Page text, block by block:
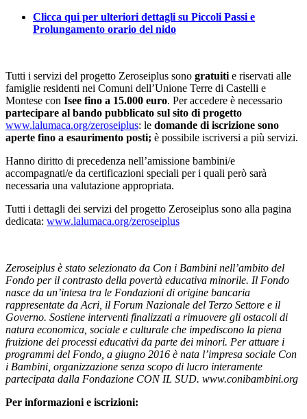
Clicca qui per ulteriori dettagli su Piccoli Passi e
Prolungamento orario del nido
Tutti i servizi del progetto Zeroseiplus sono gratuiti e riservati alle
famiglie residenti nei Comuni dell’Unione Terre di Castelli e
Montese con Isee fino a 15.000 euro. Per accedere è necessario
partecipare al bando pubblicato sul sito di progetto
www.lalumaca.org/zeroseiplus: le domande di iscrizione sono
aperte fino a esaurimento posti; è possibile iscriversi a più servizi.
Hanno diritto di precedenza nell’amissione bambini/e
accompagnati/e da certificazioni speciali per i quali però sarà
necessaria una valutazione appropriata.
Tutti i dettagli dei servizi del progetto Zeroseiplus sono alla pagina
dedicata: www.lalumaca.org/zeroseiplus
Zeroseiplus è stato selezionato da Con i Bambini nell’ambito del
Fondo per il contrasto della povertà educativa minorile. Il Fondo
nasce da un’intesa tra le Fondazioni di origine bancaria
rappresentate da Acri, il Forum Nazionale del Terzo Settore e il
Governo. Sostiene interventi finalizzati a rimuovere gli ostacoli di
natura economica, sociale e culturale che impediscono la piena
fruizione dei processi educativi da parte dei minori. Per attuare i
programmi del Fondo, a giugno 2016 è nata l’impresa sociale Con
i Bambini, organizzazione senza scopo di lucro interamente
partecipata dalla Fondazione CON IL SUD. www.conibambini.org
Per informazioni e iscrizioni: